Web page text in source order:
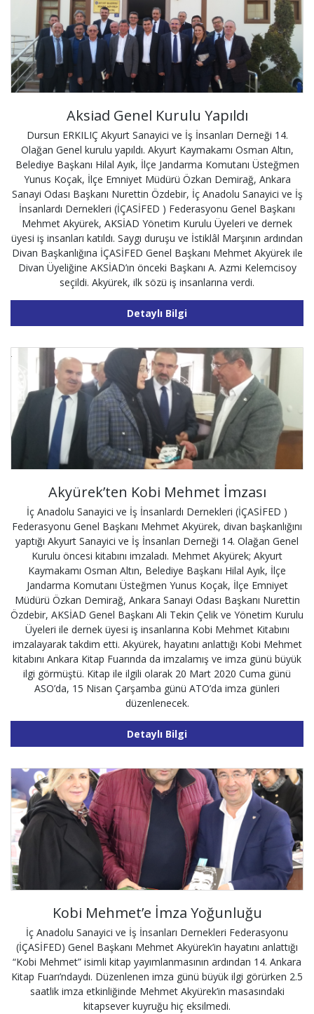
Aksiad Genel Kurulu Yapıldı
Dursun ERKILIÇ Akyurt Sanayici ve İş İnsanları Derneği 14.
Olağan Genel kurulu yapıldı. Akyurt Kaymakamı Osman Altın,
Belediye Başkanı Hilal Ayık, İlçe Jandarma Komutanı Üsteğmen
Yunus Koçak, İlçe Emniyet Müdürü Özkan Demirağ, Ankara
Sanayi Odası Başkanı Nurettin Özdebir, İç Anadolu Sanayici ve İş
İnsanlardı Dernekleri (İÇASİFED ) Federasyonu Genel Başkanı
Mehmet Akyürek, AKSİAD Yönetim Kurulu Üyeleri ve dernek
üyesi iş insanları katıldı. Saygı duruşu ve İstiklâl Marşının ardından
Divan Başkanlığına İÇASİFED Genel Başkanı Mehmet Akyürek ile
Divan Üyeliğine AKSİAD’ın önceki Başkanı A. Azmi Kelemcisoy
seçildi. Akyürek, ilk sözü iş insanlarına verdi.
Detaylı Bilgi
Akyürek’ten Kobi Mehmet İmzası
İç Anadolu Sanayici ve İş İnsanlardı Dernekleri (İÇASİFED )
Federasyonu Genel Başkanı Mehmet Akyürek, divan başkanlığını
yaptığı Akyurt Sanayici ve İş İnsanları Derneği 14. Olağan Genel
Kurulu öncesi kitabını imzaladı. Mehmet Akyürek; Akyurt
Kaymakamı Osman Altın, Belediye Başkanı Hilal Ayık, İlçe
Jandarma Komutanı Üsteğmen Yunus Koçak, İlçe Emniyet
Müdürü Özkan Demirağ, Ankara Sanayi Odası Başkanı Nurettin
Özdebir, AKSİAD Genel Başkanı Ali Tekin Çelik ve Yönetim Kurulu
Üyeleri ile dernek üyesi iş insanlarına Kobi Mehmet Kitabını
imzalayarak takdim etti. Akyürek, hayatını anlattığı Kobi Mehmet
kitabını Ankara Kitap Fuarında da imzalamış ve imza günü büyük
ilgi görmüştü. Kitap ile ilgili olarak 20 Mart 2020 Cuma günü
ASO’da, 15 Nisan Çarşamba günü ATO’da imza günleri
düzenlenecek.
Detaylı Bilgi
Kobi Mehmet’e İmza Yoğunluğu
İç Anadolu Sanayici ve İş İnsanları Dernekleri Federasyonu
(İÇASİFED) Genel Başkanı Mehmet Akyürek’in hayatını anlattığı
“Kobi Mehmet” isimli kitap yayımlanmasının ardından 14. Ankara
Kitap Fuarı’ndaydı. Düzenlenen imza günü büyük ilgi görürken 2.5
saatlik imza etkinliğinde Mehmet Akyürek’in masasındaki
kitapsever kuyruğu hiç eksilmedi.